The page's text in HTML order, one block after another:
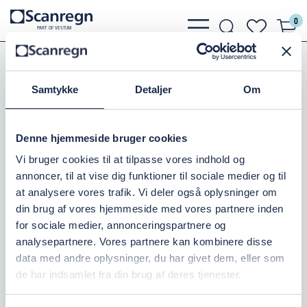
Samtykke Detaljer Om
Denne hjemmeside bruger cookies
Vi bruger cookies til at tilpasse vores indhold og
annoncer, til at vise dig funktioner til sociale medier og til
at analysere vores trafik. Vi deler også oplysninger om
din brug af vores hjemmeside med vores partnere inden
for sociale medier, annonceringspartnere og
analysepartnere. Vores partnere kan kombinere disse
data med andre oplysninger, du har givet dem, eller som
de har indsamlet fra din brug af deres tjenester.
PARTOF VESTUM
bars
light
search
light
heart 0
Koblinger
SVEJSESTUDS 63/76X135
Varenr.:
På lager: 10+
152,50 DKKinkl. moms
Læg i kurv